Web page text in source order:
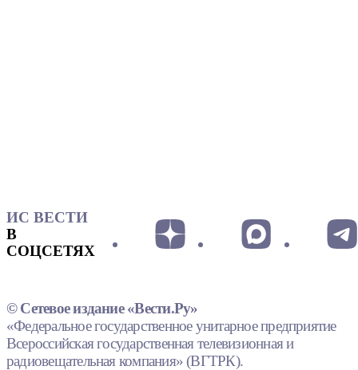
ИС ВЕСТИ
В
СОЦСЕТЯХ
© Сетевое издание «Вести.Ру»
«Федеральное государственное унитарное предприятие
Всероссийская государственная телевизионная и
радиовещательная компания» (ВГТРК).